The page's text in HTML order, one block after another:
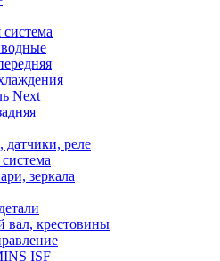
Next
датчики, реле
зеркала
вал, крестовины
ISF